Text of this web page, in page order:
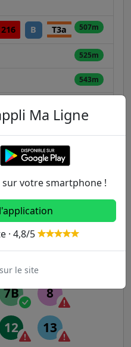
216 B T3a 507m
525m
543m
7B 8
12 13
Ma Ligne
sur votre smartphone !
· 4,8/5
le site